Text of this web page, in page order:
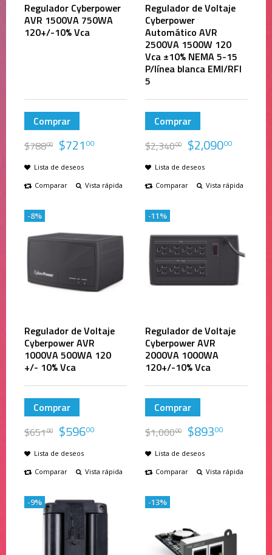
Regulador Cyberpower
AVR 1500VA 750WA
120+/-10% Vca
Comprar
$78800 $721 00
Lista de deseos
Comparar
Vista rápida
Regulador de Voltaje
Cyberpower
Automático AVR
2500VA 1500W 120
Vca ±10% NEMA 5-15
P/línea blanca EMI/RFI
5
Comprar
$2,34000 $2,09000
Lista de deseos
Comparar
Vista rápida
Regulador de Voltaje
Cyberpower AVR
1000VA 500WA 120
+/- 10% Vca
Comprar
$65100 $59600
Lista de deseos
Comparar
Vista rápida
-8%
Regulador de Voltaje
Cyberpower AVR
2000VA 1000WA
120+/-10% Vca
Comprar
$1,00000 $89300
Lista de deseos
Comparar
Vista rápida
-11%
-9% -13%